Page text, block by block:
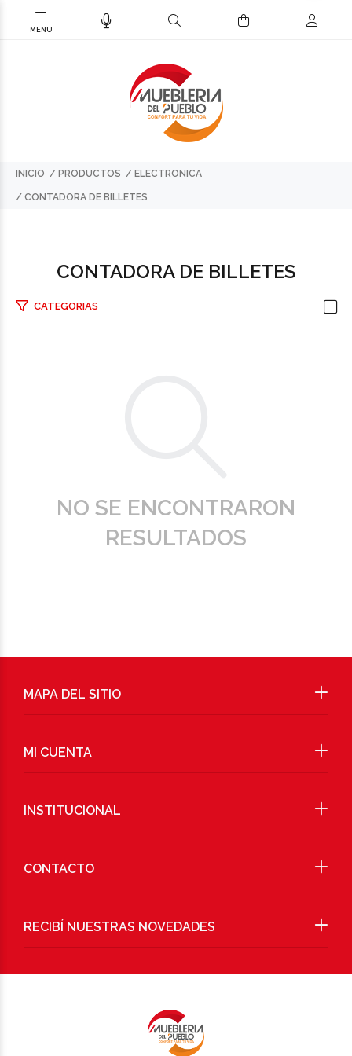
INICIO PRODUCTOS ELECTRONICA
CONTADORA DE BILLETES
CONTADORA DE BILLETES
CATEGORIAS
NO SE ENCONTRARON
RESULTADOS
RECIBÍ NUESTRAS NOVEDADES
MAPA DEL SITIO
MI CUENTA
INSTITUCIONAL
CONTACTO